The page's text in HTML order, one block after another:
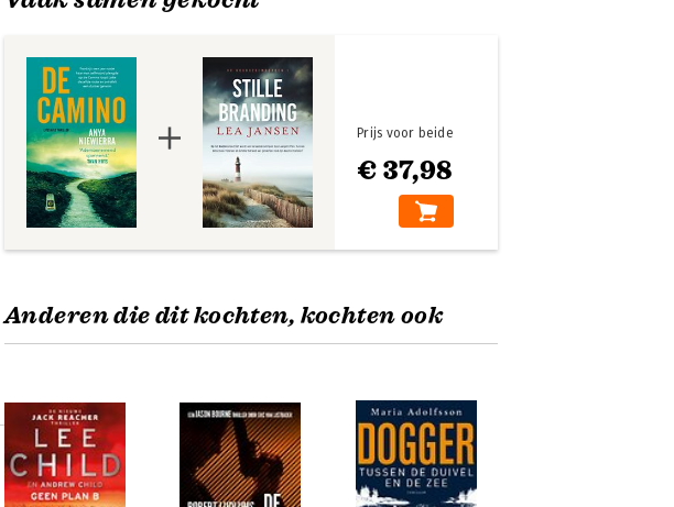
€ 37,98
Prijs voor beide
Anderen die dit kochten, kochten ook